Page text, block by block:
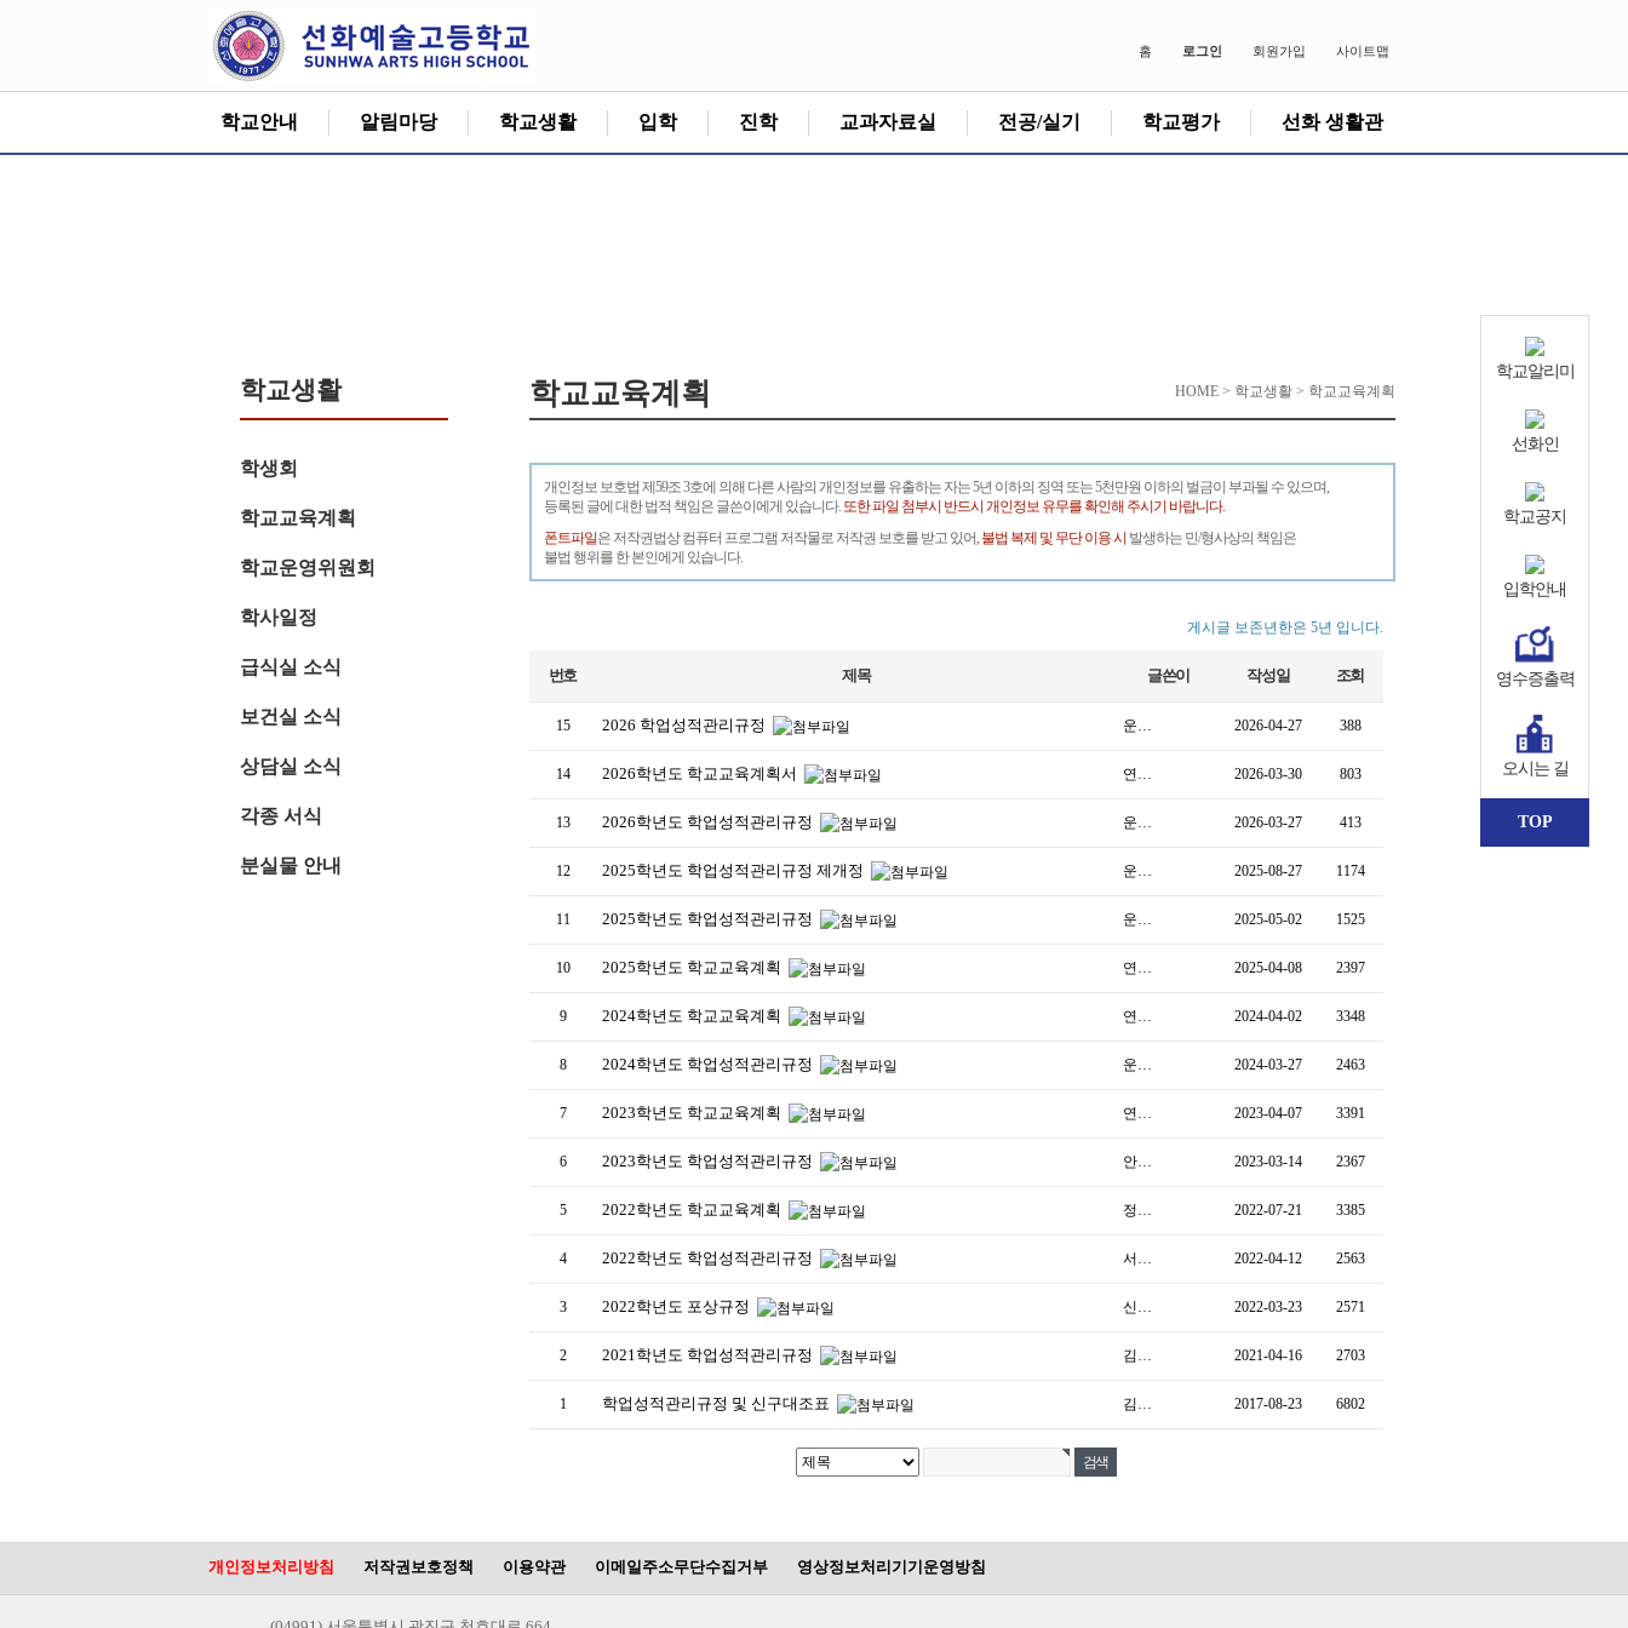
홈 로그인 회원가입 사이트맵
학교안내 알림마당 학교생활 입학 진학 교과자료실 전공/실기 학교평가 선화 생활관
학교생활
학생회
학교교육계획
학교운영위원회
학사일정
급식실 소식
보건실 소식
상담실 소식
각종 서식
분실물 안내
학교교육계획 HOME > 학교생활 > 학교교육계획
개인정보 보호법 제59조 3호에 의해 다른 사람의 개인정보를 유출하는 자는 5년 이하의 징역 또는 5천만원 이하의 벌금이 부과될 수 있으며,
등록된 글에 대한 법적 책임은 글쓴이에게 있습니다. 또한 파일 첨부시 반드시 개인정보 유무를 확인해 주시기 바랍니다.
폰트파일은 저작권법상 컴퓨터 프로그램 저작물로 저작권 보호를 받고 있어, 불법 복제 및 무단 이용 시 발생하는 민/형사상의 책임은
불법 행위를 한 본인에게 있습니다.
게시글 보존년한은 5년 입니다.
번호 제목 글쓴이 작성일 조회
15 2026 학업성적관리규정 운… 2026-04-27 388
14 2026학년도 학교교육계획서 연… 2026-03-30 803
13 2026학년도 학업성적관리규정 운… 2026-03-27 413
12 2025학년도 학업성적관리규정 제개정 운… 2025-08-27 1174
11 2025학년도 학업성적관리규정 운… 2025-05-02 1525
10 2025학년도 학교교육계획 연… 2025-04-08 2397
9 2024학년도 학교교육계획 연… 2024-04-02 3348
8 2024학년도 학업성적관리규정 운… 2024-03-27 2463
7 2023학년도 학교교육계획 연… 2023-04-07 3391
6 2023학년도 학업성적관리규정 안… 2023-03-14 2367
5 2022학년도 학교교육계획 정… 2022-07-21 3385
4 2022학년도 학업성적관리규정 서… 2022-04-12 2563
3 2022학년도 포상규정 신… 2022-03-23 2571
2 2021학년도 학업성적관리규정 김… 2021-04-16 2703
1 학업성적관리규정 및 신구대조표 김… 2017-08-23 6802
개인정보처리방침 저작권보호정책 이용약관 이메일주소무단수집거부 영상정보처리기기운영방침
학교알리미
선화인
학교공지
입학안내
영수증출력
오시는 길
TOP